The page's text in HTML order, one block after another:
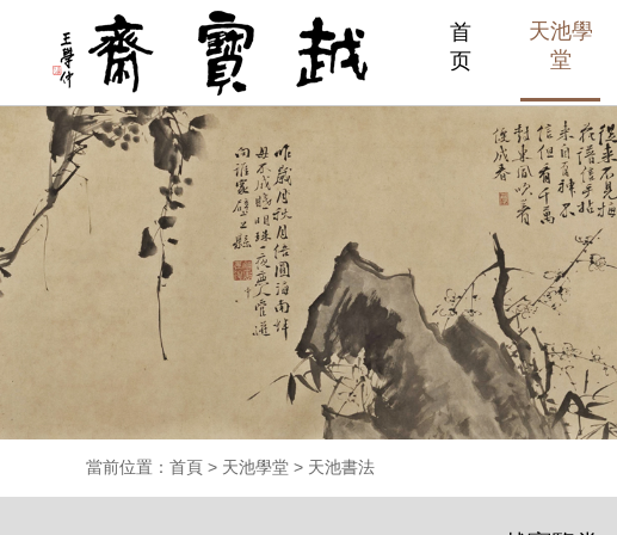
首
页
天池學
堂
當前位置： 首頁 > 天池學堂 > 天池書法